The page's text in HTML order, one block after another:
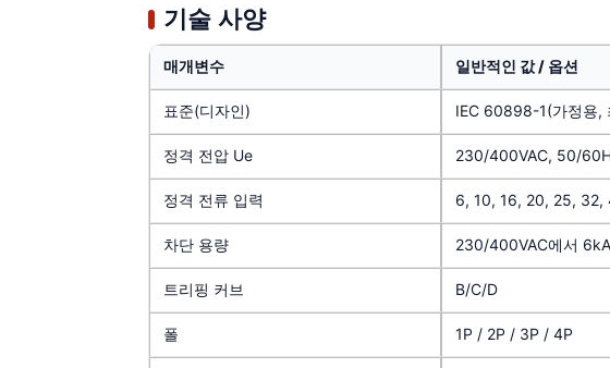
기술 사양
매개변수 일반적인 값 / 옵션
표준(디자인) IEC 60898-1(가정용,
정격 전압 Ue 230/400VAC, 50/
정격 전류 입력 6, 10, 16, 20, 25,
차단 용량 230/400VAC에서
트리핑 커브 B/C/D
폴 1P / 2P / 3P / 4P